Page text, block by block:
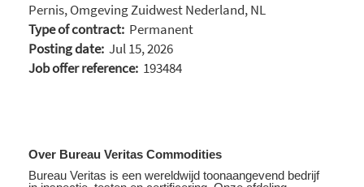
Pernis, Omgeving Zuidwest Nederland, NL
Type of contract: Permanent
Posting date: Jul 15, 2026
Job offer reference: 193484
Over Bureau Veritas Commodities
Bureau Veritas is een wereldwijd toonaangevend bedrijf